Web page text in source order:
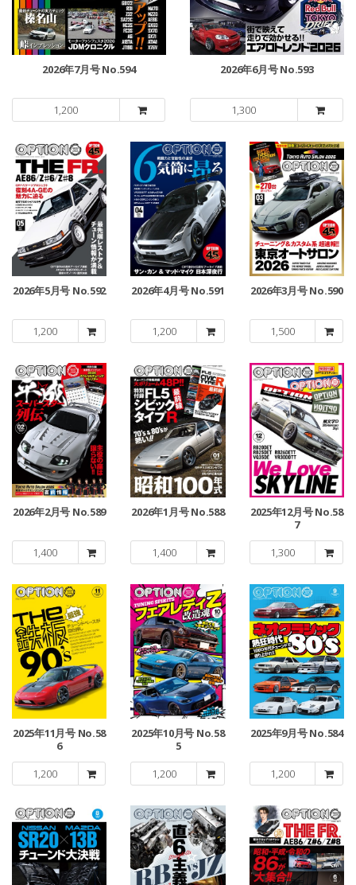
2026年7月号 No.594
1,200
2026年6月号 No.593
1,300
2026年5月号 No.592
1,200
2026年4月号 No.591
1,200
2026年3月号 No.590
1,500
2026年2月号 No.589
1,400
2026年1月号 No.588
1,400
2025年12月号 No.58
7
1,300
2025年11月号 No.58
6
1,200
2025年10月号 No.58
5
1,200
2025年9月号 No.584
1,200